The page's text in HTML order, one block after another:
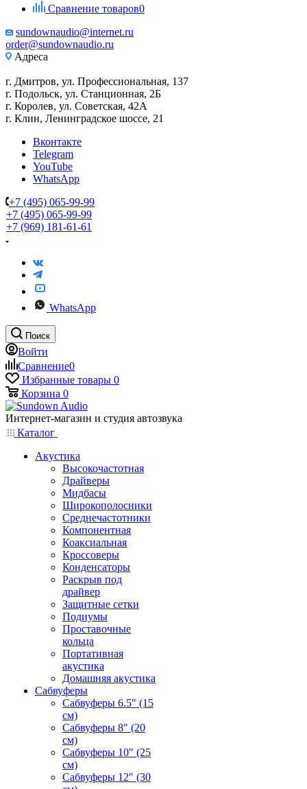
Сравнение товаров0
sundownaudio@internet.ru
order@sundownaudio.ru
Адреса
г. Дмитров, ул. Профессиональная, 137
г. Подольск, ул. Станционная, 2Б
г. Королев, ул. Советская, 42А
г. Клин, Ленинградское шоссе, 21
Вконтакте
Telegram
YouTube
WhatsApp
+7 (495) 065-99-99
+7 (495) 065-99-99
+7 (969) 181-61-61
WhatsApp
Поиск
Войти
Сравнение0
Избранные товары 0
Корзина 0
Интернет-магазин и студия автозвука
Каталог
Акустика
Высокочастотная
Драйверы
Мидбасы
Широкополосники
Среднечастотники
Компонентная
Коаксиальная
Кроссоверы
Конденсаторы
Раскрыв под
драйвер
Защитные сетки
Подиумы
Проставочные
кольца
Портативная
акустика
Домашняя акустика
Сабвуферы
Сабвуферы 6.5" (15
см)
Сабвуферы 8" (20
см)
Сабвуферы 10" (25
см)
Сабвуферы 12" (30